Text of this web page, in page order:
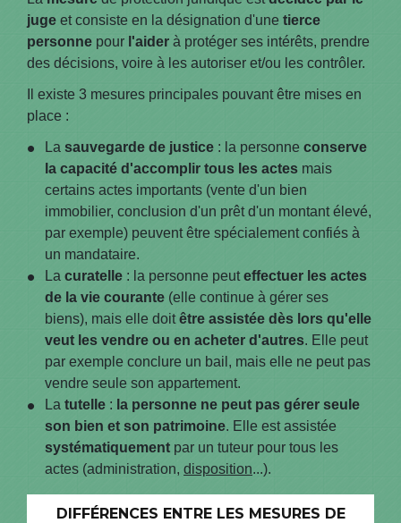
juge et consiste en la désignation d'une tierce
personne pour l'aider à protéger ses intérêts, prendre
des décisions, voire à les autoriser et/ou les contrôler.
Il existe 3 mesures principales pouvant être mises en
place :
La sauvegarde de justice : la personne conserve
la capacité d'accomplir tous les actes mais
certains actes importants (vente d'un bien
immobilier, conclusion d'un prêt d'un montant élevé,
par exemple) peuvent être spécialement confiés à
un mandataire.
La curatelle : la personne peuteffectuer les actes
de la vie courante (elle continue à gérer ses
biens), mais elle doitêtre assistée dès lors qu'elle
veut les vendre ou en acheter d'autres. Elle peut
par exemple conclure un bail, mais elle ne peut pas
vendre seule son appartement.
La tutelle : la personne ne peut pas gérer seule
son bien et son patrimoine. Elle est assistée
systématiquement par un tuteur pour tous les
actes (administration, disposition...).
DIFFÉRENCES ENTRE LES MESURES DE